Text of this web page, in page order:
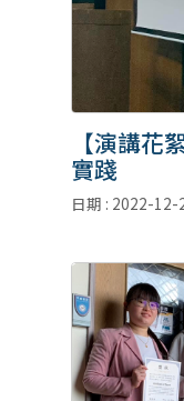
【演講花
實踐
日期 : 2022-12-